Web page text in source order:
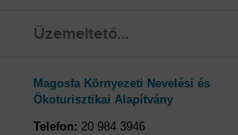
Üzemeltető…
Magosfa Környezeti Nevelési és
Ökoturisztikai Alapítvány
Telefon: 20 984 3946